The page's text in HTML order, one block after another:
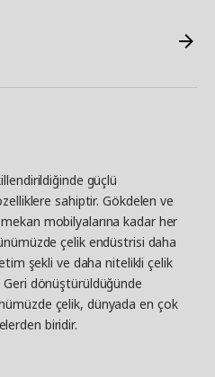
güçlü
sahiptir. Gökdelen ve
mobilyalarına kadar her
çelik endüstrisi daha
şekli ve daha nitelikli çelik
dönüştürüldüğünde
çelik, dünyada en çok
biridir.